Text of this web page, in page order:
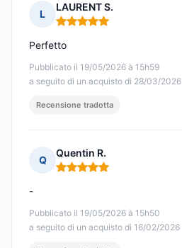
L
LAURENT S.
Nota: 5 su 5
Pubblicato il 19/05/2026 à 15h59
a seguito di un acquisto di 28/03/2026
Perfetto
Recensione tradotta
Q
Quentin R.
Nota: 5 su 5
Pubblicato il 19/05/2026 à 15h50
a seguito di un acquisto di 16/02/2026
-